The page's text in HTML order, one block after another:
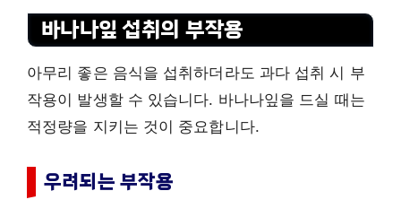
바나나잎 섭취의 부작용
아무리 좋은 음식을 섭취하더라도 과다 섭취 시 부
작용이 발생할 수 있습니다. 바나나잎을 드실 때는
적정량을 지키는 것이 중요합니다.
우려되는 부작용